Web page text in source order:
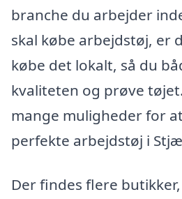
branche du arbejder
skal købe arbejdstøj, er
købe det lokalt, så du
kvaliteten og prøve
mange muligheder for
perfekte arbejdstøj i
Der findes flere